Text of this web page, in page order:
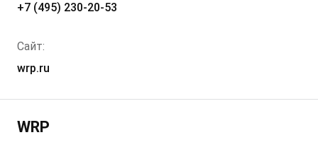
+7 (495) 230-20-53
Сайт:
wrp.ru
WRP